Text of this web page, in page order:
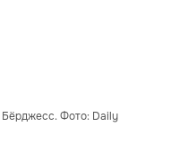
Фото: Daily